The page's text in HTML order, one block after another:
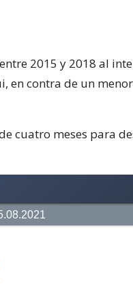
2015 y 2018 al
en contra de un
cuatro meses para